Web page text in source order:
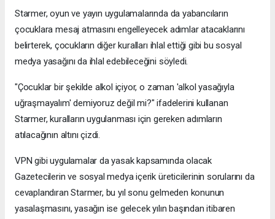
Starmer, oyun ve yayın uygulamalarında da yabancıların
çocuklara mesaj atmasını engelleyecek adımlar atacaklarını
belirterek, çocukların diğer kuralları ihlal ettiği gibi bu sosyal
medya yasağını da ihlal edebileceğini söyledi.
"Çocuklar bir şekilde alkol içiyor, o zaman 'alkol yasağıyla
uğraşmayalım' demiyoruz değil mi?" ifadelerini kullanan
Starmer, kuralların uygulanması için gereken adımların
atılacağının altını çizdi.
VPN gibi uygulamalar da yasak kapsamında olacak
Gazetecilerin ve sosyal medya içerik üreticilerinin sorularını da
cevaplandıran Starmer, bu yıl sonu gelmeden konunun
yasalaşmasını, yasağın ise gelecek yılın başından itibaren